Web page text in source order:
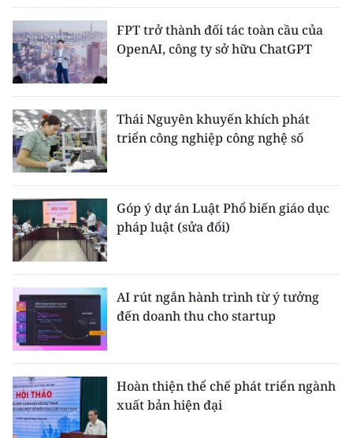
FPT trở thành đối tác toàn cầu của
OpenAI, công ty sở hữu ChatGPT
Thái Nguyên khuyến khích phát
triển công nghiệp công nghệ số
Góp ý dự án Luật Phổ biến giáo dục
pháp luật (sửa đổi)
AI rút ngắn hành trình từ ý tưởng
đến doanh thu cho startup
Hoàn thiện thể chế phát triển ngành
xuất bản hiện đại